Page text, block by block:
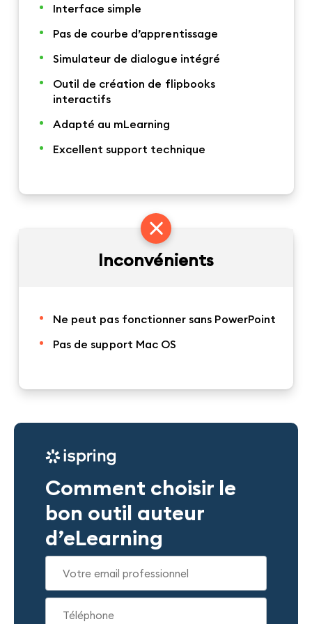
Interface simple
Pas de courbe d’apprentissage
Simulateur de dialogue intégré
Outil de création de flipbooks
interactifs
Adapté au mLearning
Excellent support technique
Inconvénients
Ne peut pas fonctionner sans PowerPoint
Pas de support Mac OS
Comment choisir le
bon outil auteur
d’eLearning